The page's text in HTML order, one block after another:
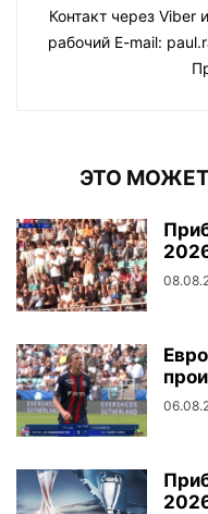
Контакт через
рабочий E-mail:
ЭТО